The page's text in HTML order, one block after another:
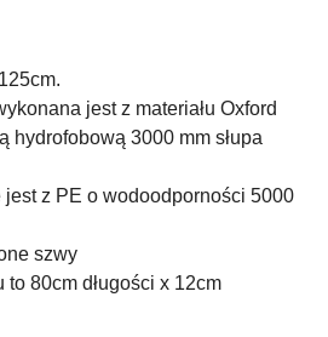
jest z materiału Oxford
hydrofobową 3000 mm słupa
jest z PE o wodoodporności 5000
szwy
to 80cm długości x 12cm